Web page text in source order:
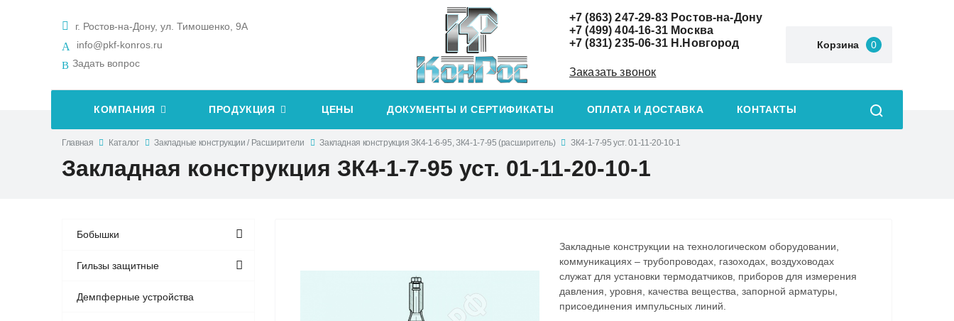
г. Ростов-на-Дону, ул. Тимошенко, 9А
info@pkf-konros.ru
Задать вопрос
+7 (863) 247-29-83Ростов-на-Дону
+7 (499) 404-16-31Москва
+7 (831) 235-06-31Н.Новгород
Заказать звонок
Корзина 0
КОМПАНИЯ ПРОДУКЦИЯ ЦЕНЫ ДОКУМЕНТЫ И СЕРТИФИКАТЫ ОПЛАТА И ДОСТАВКА КОНТАКТЫ
Главная Каталог Закладные конструкции / Расширители Закладная конструкция ЗК4-1-6-95, ЗК4-1-7-95 (расширитель) ЗК4-1-7-95 уст. 01-11-20-10-1
Закладная конструкция ЗК4-1-7-95 уст. 01-11-20-10-1
Бобышки
Гильзы защитные
Демпферные устройства
Закладные конструкции на технологическом оборудовании,
коммуникациях – трубопроводах, газоходах, воздуховодах
служат для установки термодатчиков, приборов для измерения
давления, уровня, качества вещества, запорной арматуры,
присоединения импульсных линий.